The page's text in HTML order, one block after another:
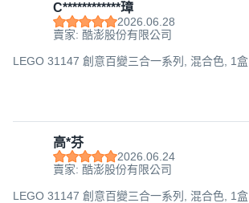
C************璋
2026.06.28
賣家: 酷澎股份有限公司
LEGO 31147 創意百變三合一系列, 混合色, 1盒
高*芬
2026.06.24
賣家: 酷澎股份有限公司
LEGO 31147 創意百變三合一系列, 混合色, 1盒